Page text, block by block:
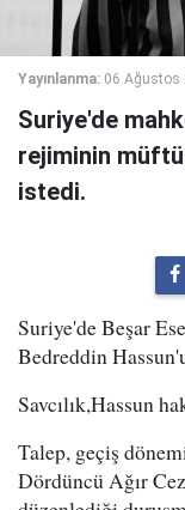
Yayınlanma: 06 Ağustos
Suriye'de
rejiminin
istedi.
Suriye'de Beşar
Bedreddin
Savcılık,Hassun
Talep, geçiş
Dördüncü Ağır